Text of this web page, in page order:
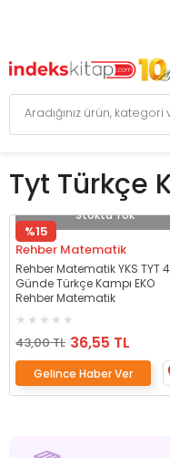
Tyt Türkçe
Stokta Yok
%15
Rehber Matematik
Rehber Matematik YKS TYT
Günde Türkçe Kampı EKO
Rehber Matematik
43,00 TL 36,55 TL
Gelince Haber Ver